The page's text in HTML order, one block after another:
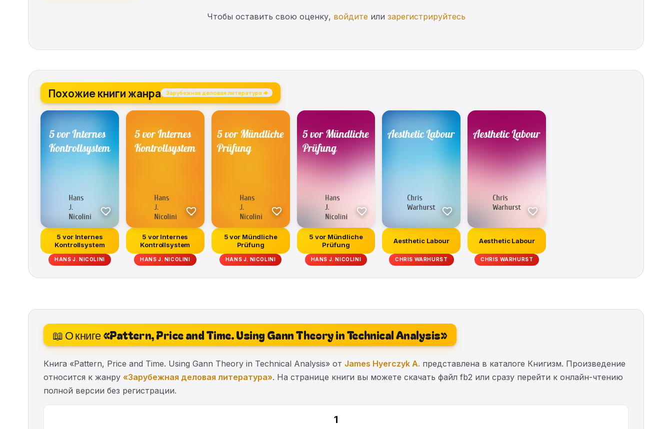
Чтобы оставить свою оценку, войдите или зарегистрируйтесь
Похожие книги жанра Зарубежная деловая литература →
5 vor Internes
Kontrollsystem
HANS J. NICOLINI
5 vor Internes
Kontrollsystem
HANS J. NICOLINI
5 vor Mündliche
Prüfung
HANS J. NICOLINI
5 vor Mündliche
Prüfung
HANS J. NICOLINI
Aesthetic Labour
CHRIS WARHURST
Aesthetic Labour
CHRIS WARHURST
📖 О книге «Pattern, Price and Time. Using Gann Theory in Technical Analysis»
Книга «Pattern, Price and Time. Using Gann Theory in Technical Analysis» от James Hyerczyk A. представлена в каталоге Книгизм. Произведение
относится к жанру «Зарубежная деловая литература». На странице книги вы можете скачать файл fb2 или сразу перейти к онлайн-чтению
полной версии без регистрации.
1